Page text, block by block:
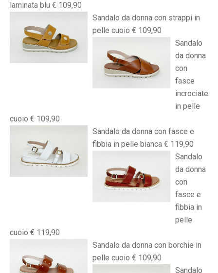
laminata blu € 109,90
Sandalo da donna con strappi in
pelle cuoio € 109,90
Sandalo
da donna
con
fasce
incrociate
in pelle
cuoio € 109,90
Sandalo da donna con fasce e
fibbia in pelle bianca € 119,90
Sandalo
da donna
con
fasce e
fibbia in
pelle
cuoio € 119,90
Sandalo da donna con borchie in
pelle cuoio € 109,90
Sandalo